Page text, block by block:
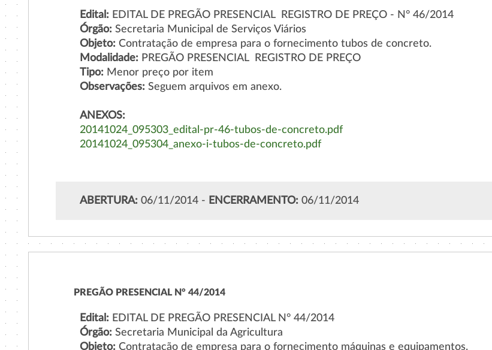
Edital:EDITAL DE PREGÃO PRESENCIAL  REGISTRO DE PREÇO - N° 46/2014
Órgão:Secretaria Municipal de Serviços Viários
Objeto:Contratação de empresa para o fornecimento tubos de concreto.
Modalidade:PREGÃO PRESENCIAL  REGISTRO DE PREÇO
Tipo:Menor preço por item
Observações:Seguem arquivos em anexo.
ANEXOS:
20141024_095303_edital-pr-46-tubos-de-concreto.pdf
20141024_095304_anexo-i-tubos-de-concreto.pdf
ABERTURA:06/11/2014 - ENCERRAMENTO:06/11/2014
PREGÃO PRESENCIAL N° 44/2014
Edital:EDITAL DE PREGÃO PRESENCIAL N° 44/2014
Órgão:Secretaria Municipal da Agricultura
Objeto:Contratação de empresa para o fornecimento máquinas e equipamentos.